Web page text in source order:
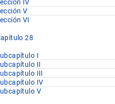
IV
V
VI
28
I
II
III
IV
V